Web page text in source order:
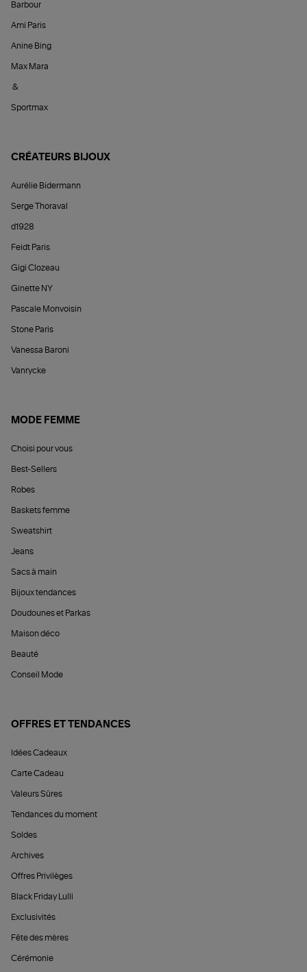
Barbour
Ami Paris
Anine Bing
Max Mara
&
Sportmax
CRÉATEURS BIJOUX
Aurélie Bidermann
Serge Thoraval
d1928
Feidt Paris
Gigi Clozeau
Ginette NY
Pascale Monvoisin
Stone Paris
Vanessa Baroni
Vanrycke
MODE FEMME
Choisi pour vous
Best-Sellers
Robes
Baskets femme
Sweatshirt
Jeans
Sacs à main
Bijoux tendances
Doudounes et Parkas
Maison déco
Beauté
Conseil Mode
OFFRES ET TENDANCES
Idées Cadeaux
Carte Cadeau
Valeurs Sûres
Tendances du moment
Soldes
Archives
Offres Privilèges
Black Friday Lulli
Exclusivités
Fête des mères
Cérémonie